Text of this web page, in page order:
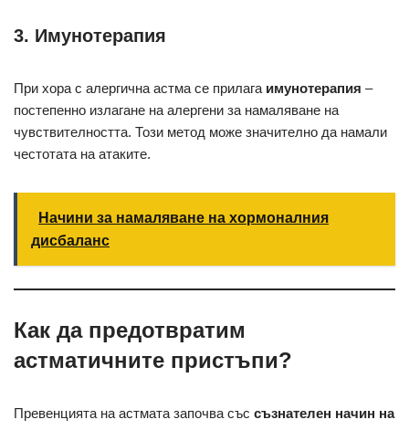
3. Имунотерапия
При хора с алергична астма се прилага имунотерапия –
постепенно излагане на алергени за намаляване на
чувствителността. Този метод може значително да намали
честотата на атаките.
Начини за намаляване на хормоналния
дисбаланс
Как да предотвратим
астматичните пристъпи?
Превенцията на астмата започва със съзнателен начин на